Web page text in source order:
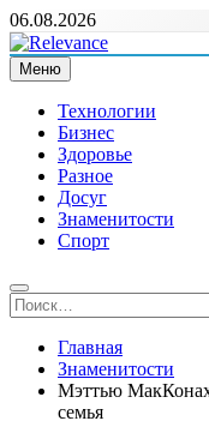
Перейти
к
содержимому
06.08.2026
Relevance
Релевантні новини —
Меню
Технологии
Бизнес
Здоровье
Разное
Досуг
Знаменитости
Спорт
Найти:
Главная
Знаменитости
Мэттью
семья